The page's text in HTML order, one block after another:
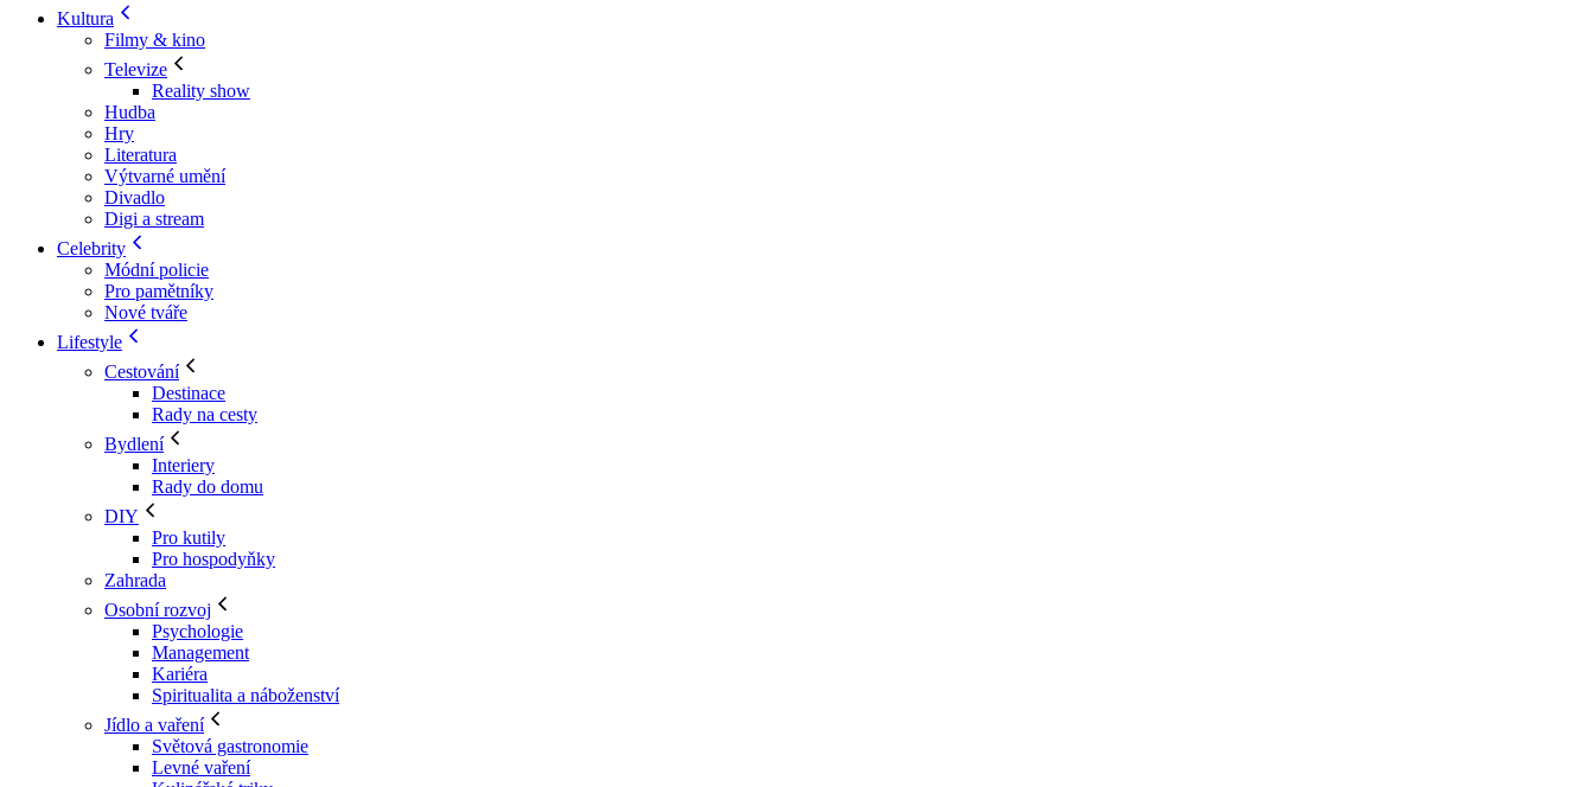
Kultura
Filmy & kino
Televize
Reality show
Hudba
Hry
Literatura
Výtvarné umění
Divadlo
Digi a stream
Celebrity
Módní policie
Pro pamětníky
Nové tváře
Lifestyle
Cestování
Destinace
Rady na cesty
Bydlení
Interiery
Rady do domu
DIY
Pro kutily
Pro hospodyňky
Zahrada
Osobní rozvoj
Psychologie
Management
Kariéra
Spiritualita a náboženství
Jídlo a vaření
Světová gastronomie
Levné vaření